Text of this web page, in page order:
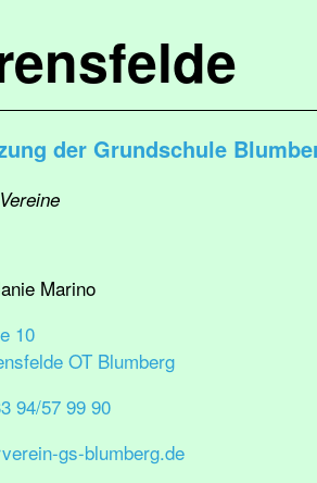
der Grundschule
Marino
10
OT Blumberg
94/57 99 90
gs-blumberg.de